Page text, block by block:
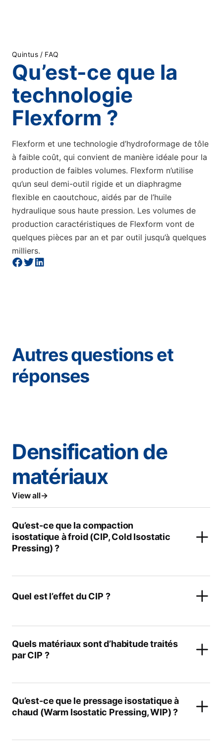
Quintus / FAQ
Qu’est-ce que la
technologie
Flexform ?
Flexform et une technologie d’hydroformage de tôle
à faible coût, qui convient de manière idéale pour la
production de faibles volumes. Flexform n’utilise
qu’un seul demi-outil rigide et un diaphragme
flexible en caoutchouc, aidés par de l’huile
hydraulique sous haute pression. Les volumes de
production caractéristiques de Flexform vont de
quelques pièces par an et par outil jusqu’à quelques
milliers.
Autres questions et
réponses
Densification de
matériaux
View all
Qu’est-ce que la compaction
isostatique à froid (CIP, Cold Isostatic
Pressing) ?
Quel est l’effet du CIP ?
Quels matériaux sont d’habitude traités
par CIP ?
Qu’est-ce que le pressage isostatique à
chaud (Warm Isostatic Pressing, WIP) ?